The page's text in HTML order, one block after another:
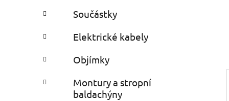
n
p
n
e
l
Součástky
Elektrické kabely
Objímky
Montury a stropní
baldachýny